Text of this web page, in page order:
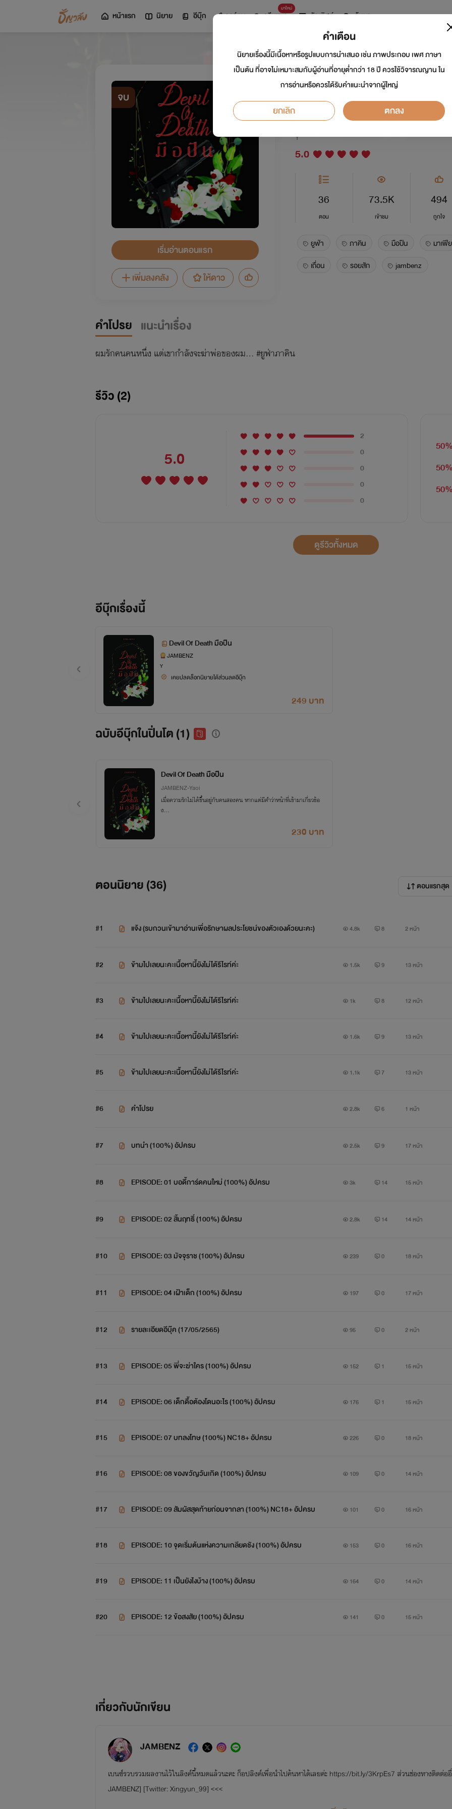
หน้าแรก นิยาย อีบุ๊ก การ์ตูน
มาใหม่
ดรีมแชท ธัญลิสต์ ค้นหา
จบ
เริ่มอ่านตอนแรก
เพิ่มลงคลัง
ให้ดาว
[END+มีอีบุ๊ค]
มือปืน
นักเขียน:JAMBENZ
Y
5.0
36
ตอน
73.5K
เข้าชม
494
ถูกใจ
ยูฟ่า ภาคิน มือปืน มาเฟีย
เถื่อน
รอยสัก jambenz
คำโปรย แนะนำเรื่อง
ผมรักคนคนหนึ่ง แต่เขากำลังจะฆ่าพ่อของผม... #ยูฟ่าภาคิน
รีวิว (2)
5.0
2
0
0
0
0
50%
50%
50%
ดูรีวิวทั้งหมด
อีบุ๊กเรื่องนี้
Devil Of Death มือปืน
JAMBENZ
Y
เคยปลดล็อกนิยายได้ส่วนลดอีบุ๊ก
249 บาท
ฉบับอีบุ๊กในปิ่นโต (1)
Devil Of Death มือปืน
JAMBENZ-Yaoi
เมื่อความรักไม่ได้ขึ้นอยู่กับคนสองคน หากแต่มีคำว่าหน้าที่เข้ามาเกี่ยวข้อ
ง…
230 บาท
ตอนนิยาย (36) ตอนแรกสุด
#1 แจ้ง (รบกวนเข้ามาอ่านเพื่อรักษาผลประโยชน์ของตัวเองด้วยนะคะ) 4.8k 8 2 หน้า
#2 ข้ามไปเลยนะคะเนื้อหานี้ยังไม่ได้รีไรท์ค่ะ 1.5k 9 13 หน้า
#3 ข้ามไปเลยนะคะเนื้อหานี้ยังไม่ได้รีไรท์ค่ะ 1k 8 12 หน้า
#4 ข้ามไปเลยนะคะเนื้อหานี้ยังไม่ได้รีไรท์ค่ะ 1.6k 9 13 หน้า
#5 ข้ามไปเลยนะคะเนื้อหานี้ยังไม่ได้รีไรท์ค่ะ 1.1k 7 13 หน้า
#6 คำโปรย 2.8k 6 1 หน้า
#7 บทนำ (100%) อัปครบ 2.5k 9 17 หน้า
#8 EPISODE: 01 บอดี้การ์ดคนใหม่ (100%) อัปครบ 3k 14 15 หน้า
#9 EPISODE: 02 สิ้นฤทธิ์ (100%) อัปครบ 2.8k 14 14 หน้า
#10 EPISODE: 03 มัจจุราช (100%) อัปครบ 239 0 18 หน้า
#11 EPISODE: 04 เฝ้าเด็ก (100%) อัปครบ 197 0 17 หน้า
#12 รายละเอียดอีบุ๊ค (17/05/2565) 95 0 2 หน้า
#13 EPISODE: 05 พี่จะฆ่าใคร (100%) อัปครบ 152 1 15 หน้า
#14 EPISODE: 06 เด็กดื้อต้องโดนอะไร (100%) อัปครบ 176 1 15 หน้า
#15 EPISODE: 07 บทลงโทษ (100%) NC18+ อัปครบ 226 0 18 หน้า
#16 EPISODE: 08 ของขวัญวันเกิด (100%) อัปครบ 109 0 14 หน้า
#17 EPISODE: 09 สัมผัสสุดท้ายก่อนจากลา (100%) NC18+ อัปครบ 101 0 16 หน้า
#18 EPISODE: 10 จุดเริ่มต้นแห่งความเกลียดชัง (100%) อัปครบ 153 0 16 หน้า
#19 EPISODE: 11 เป็นยังไงบ้าง (100%) อัปครบ 164 0 14 หน้า
#20 EPISODE: 12 ข้อสงสัย (100%) อัปครบ 141 0 15 หน้า
เกี่ยวกับนักเขียน
JAMBENZ
เบนซ์รวบรวมผลงานไว้ในลิงค์นี้หมดแล้วนะคะ ก็อปลิงค์เพื่อนำไปค้นหาได้เลยค่ะ https://bit.ly/3KrpEs7 ส่วนช่องทางติดต่อ
JAMBENZ] [Twitter: Xingyun_99] <<<
คำเตือน
นิยายเรื่องนี้มีเนื้อหาหรือรูปแบบการนำเสนอ เช่น ภาพประกอบ เพศ ภาษา
เป็นต้น ที่อาจไม่เหมาะสมกับผู้อ่านที่อายุต่ำกว่า 18 ปี ควรใช้วิจารณญาน ใน
การอ่านหรือควรได้รับคำแนะนำจากผู้ใหญ่
ยกเลิก ตกลง